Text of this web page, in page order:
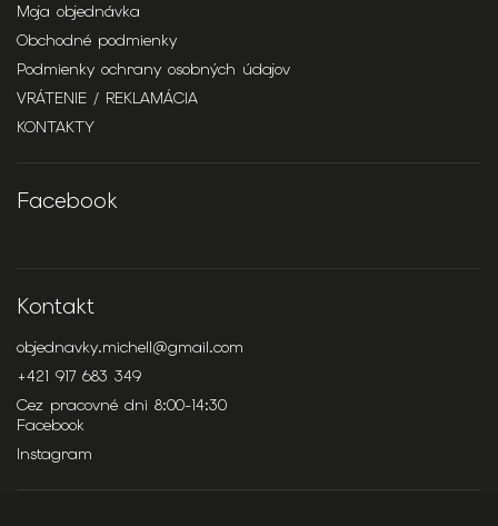
Moja objednávka
Obchodné podmienky
Podmienky ochrany osobných údajov
VRÁTENIE / REKLAMÁCIA
KONTAKTY
Facebook
Kontakt
objednavky.michell@gmail.com
+421 917 683 349
Cez pracovné dni 8:00-14:30
Facebook
Instagram